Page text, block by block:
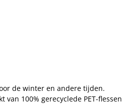
de winter en andere tijden.
100% gerecyclede PET-flessen